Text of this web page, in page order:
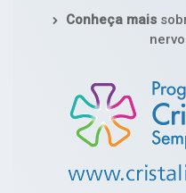
Conheça mais